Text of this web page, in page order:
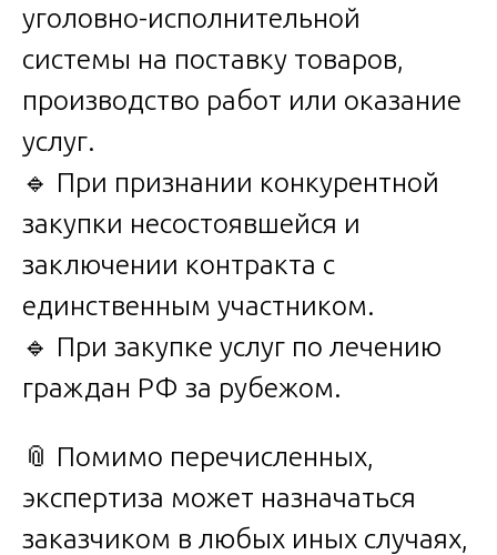
уголовно-исполнительной
системы на поставку товаров,
производство работ или оказание
услуг.
🔹 При признании конкурентной
закупки несостоявшейся и
заключении контракта с
единственным участником.
🔹 При закупке услуг по лечению
граждан РФ за рубежом.
📎 Помимо перечисленных,
экспертиза может назначаться
заказчиком в любых иных случаях,